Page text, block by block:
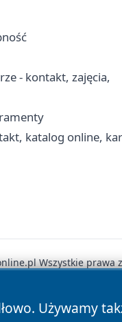
- kontakt, zajęcia,
katalog online,
Używamy
Wszystkie prawa
Prywatności